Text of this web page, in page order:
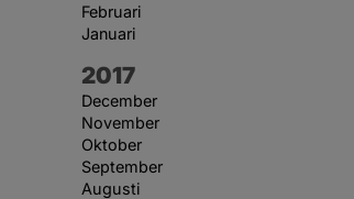
Februari
Januari
År:
2017
December
November
Oktober
September
Augusti